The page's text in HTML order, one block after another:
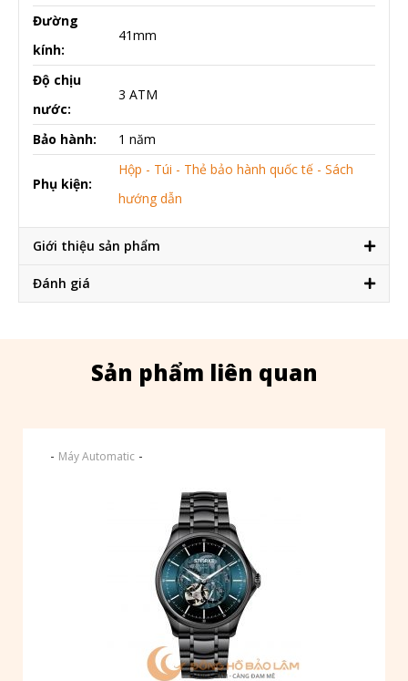
Đường
kính:
41mm
Độ chịu
nước:
3 ATM
Bảo hành: 1 năm
Phụ kiện:
Hộp - Túi - Thẻ bảo hành quốc tế - Sách
hướng dẫn
Giới thiệu sản phẩm
Đánh giá
Sản phẩm liên quan
- Máy Automatic -